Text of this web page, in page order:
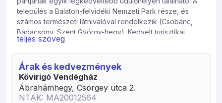
település a Balaton-felvidéki Nemzeti Park része, és
számos természeti látnivalóval rendelkezik (Csobánc,
Badacsony, Szent György-hegy). Kedvelt turisztikai
célállomás, ahol lehetőség van vitorlázásra, horgászatra,
kirándulásra, kerékpározásra, lovastúrákra és más
szabadidős tevékenységekre is. Ábrahámhegyen a nyári
szezonon kívü is számos program és esemény várja az
idelátogatókat, ezenkívül egy egész évben nyitvatartó
sportcentrum is található bowling, squash lehetőséget
teljes szöveg
Árak és kedvezmények
Kövirigó Vendégház
Ábrahámhegy, Csörgey utca 2.
NTAK: MA20012564